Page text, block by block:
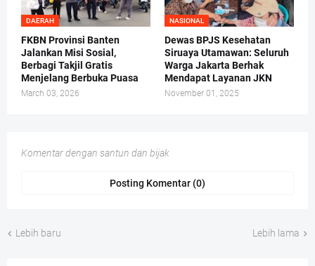
DAERAH
FKBN Provinsi Banten
Jalankan Misi Sosial,
Berbagi Takjil Gratis
Menjelang Berbuka Puasa
March 03, 2026
NASIONAL
Dewas BPJS Kesehatan
Siruaya Utamawan: Seluruh
Warga Jakarta Berhak
Mendapat Layanan JKN
November 01, 2025
Komentar dengan santun dan bijak
Posting Komentar (0)
Lebih baru Lebih lama